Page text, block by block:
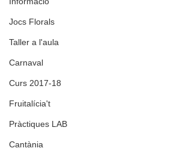
Jocs Florals
Taller a l'aula
Carnaval
Curs 2017-18
Fruitalícia't
Pràctiques LAB
Cantània